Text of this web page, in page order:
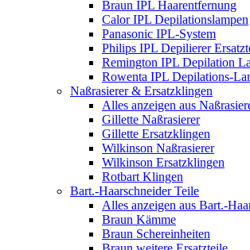
Braun IPL Haarentfernung
Calor IPL Depilationslampen
Panasonic IPL-System
Philips IPL Depilierer
Remington IPL Depilation
Rowenta IPL Depilations-
Naßrasierer & Ersatzklingen
Alles anzeigen aus
Gillette Naßrasierer
Gillette Ersatzklingen
Wilkinson Naßrasierer
Wilkinson Ersatzklingen
Rotbart Klingen
Bart.-Haarschneider Teile
Alles anzeigen aus Bart.-
Braun Kämme
Braun Schereinheiten